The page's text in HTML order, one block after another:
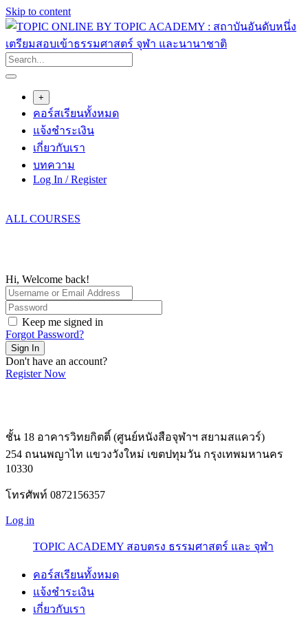
Skip to content
+
คอร์สเรียนทั้งหมด
แจ้งชำระเงิน
เกี่ยวกับเรา
บทความ
Log In / Register
ALL COURSES
Hi, Welcome back!
Keep me signed in
Forgot Password?
Sign In
Don't have an account?
Register Now
ชั้น 18 อาคารวิทยกิตติ์ (ศูนย์หนังสือจุฬาฯ สยามสแควร์)
254 ถนนพญาไท แขวงวังใหม่ เขตปทุมวัน กรุงเทพมหานคร
10330
โทรศัพท์ 0872156357
Log in
TOPIC ACADEMY สอบตรง ธรรมศาสตร์ และ จุฬา
คอร์สเรียนทั้งหมด
แจ้งชำระเงิน
เกี่ยวกับเรา